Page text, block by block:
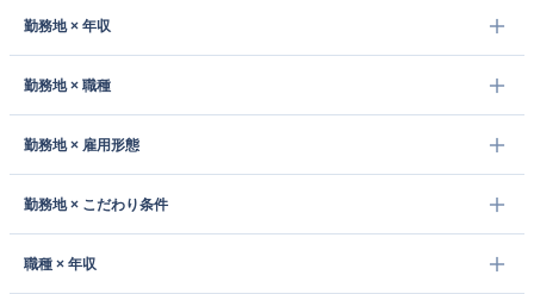
勤務地 × 年収
勤務地 × 職種
勤務地 × 雇用形態
勤務地 × こだわり条件
職種 × 年収